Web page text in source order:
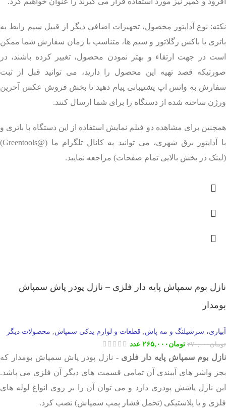
نکته: نوع آداپتور محصول، تجهیزات اضافی دیگر از قبیل سیم رابط به
باتری یا باکس رگلاتور و سیم ها، متناسب با زمان سفارش شما ممکن
است در جهت ارتقاء و بهتر نمودن محصول، تغییر کرده باشند، در
صورتیکه قصد تهیه این محصول را دارید، می توانید قبل از ثبت
سفارش به واتس اپ پشتیبانی پیام دهید تا بخش فروش عکس آخرین
ورژن ساخته شده از دستگاه را برای شما ارسال کنند.
همچنین برای مشاهده دو فیلم نمایش استفاده از این دستگاه با باتری و
با آداپتور برق شهری، می توانید به کانال تلگرام ما (@Greentools)
(لینک در بخش بالایی تمام صفحات) مراجعه نمایید.
نازل بوم سمپاش پایه دار فلزی – نازل پودر پاش سمپاش
بومدار
آبیاری، سرشیلنگ و مه پاش قطعات و لوازم یدکی سمپاش محصولات دیگر
تومان۲۷۰,۰۰۰ تومان ۲۶۵,۰۰۰ عدد
نازل بوم سمپاش پایه دار فلزی - نازل پودر پاش سمپاش بومدار که
بجز واشر های آببندی آن تمامی قسمت های دیگر آن فلزی می باشد.
این نازل پاشش پودری دارد و می توان آن را بر روی انواع لوله های
فلزی و یا پلاستیکی (تحمل فشار پمپ سمپاش) نصب کرد.